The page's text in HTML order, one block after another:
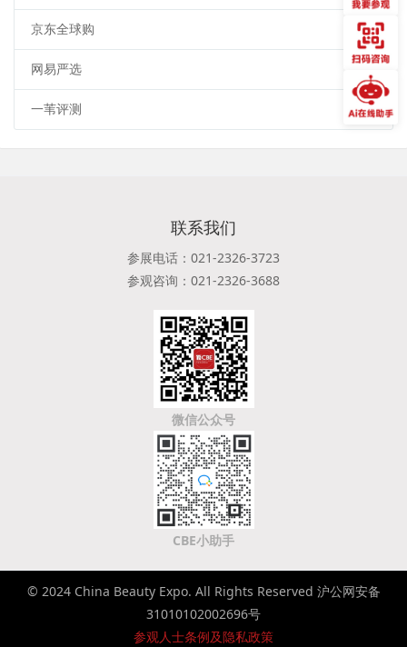
京东全球购
网易严选
一苇评测
联系我们
参展电话：021-2326-3723
参观咨询：021-2326-3688
微信公众号
CBE小助手
© 2024 China Beauty Expo. All Rights Reserved 沪公网安备
31010102002696号
参观人士条例及隐私政策